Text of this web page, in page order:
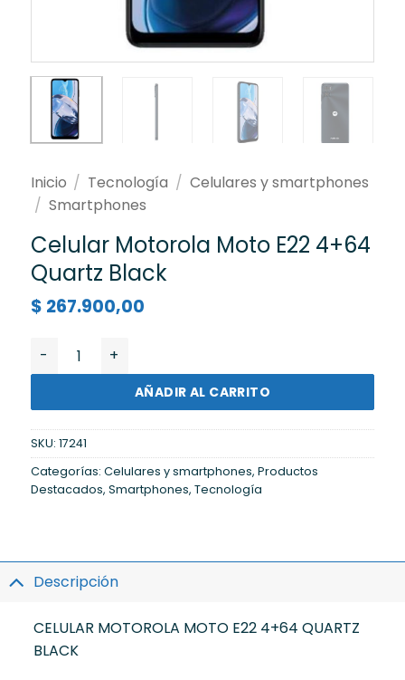
Inicio / Tecnología / Celulares y smartphones
/ Smartphones
Celular Motorola Moto E22 4+64
Quartz Black
$ 267.900,00
Celular Motorola Moto E22 4+64 Quartz Black
AÑADIR AL CARRITO
SKU: 17241
Categorías: Celulares y smartphones, Productos
Destacados, Smartphones, Tecnología
Descripción
CELULAR MOTOROLA MOTO E22 4+64 QUARTZ
BLACK